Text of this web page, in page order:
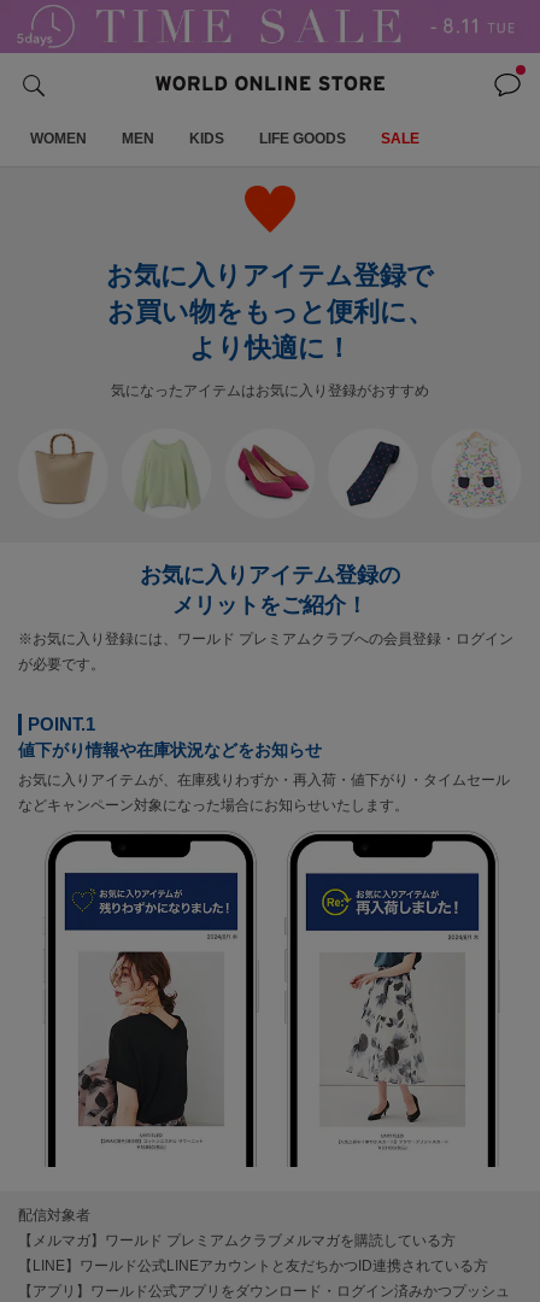
WOMEN MEN KIDS LIFE GOODS SALE
お気に入りアイテム登録で
お買い物をもっと便利に、
より快適に！
気になったアイテムはお気に入り登録がおすすめ
お気に入りアイテム登録の
メリットをご紹介！
※お気に入り登録には、ワールド プレミアムクラブへの会員登録・ログイン
が必要です。
POINT.1
値下がり情報や在庫状況などをお知らせ
お気に入りアイテムが、在庫残りわずか・再入荷・値下がり・タイムセール
などキャンペーン対象になった場合にお知らせいたします。
配信対象者
【メルマガ】ワールド プレミアムクラブメルマガを購読している方
【LINE】ワールド公式LINEアカウントと友だちかつID連携されている方
【アプリ】ワールド公式アプリをダウンロード・ログイン済みかつプッシュ